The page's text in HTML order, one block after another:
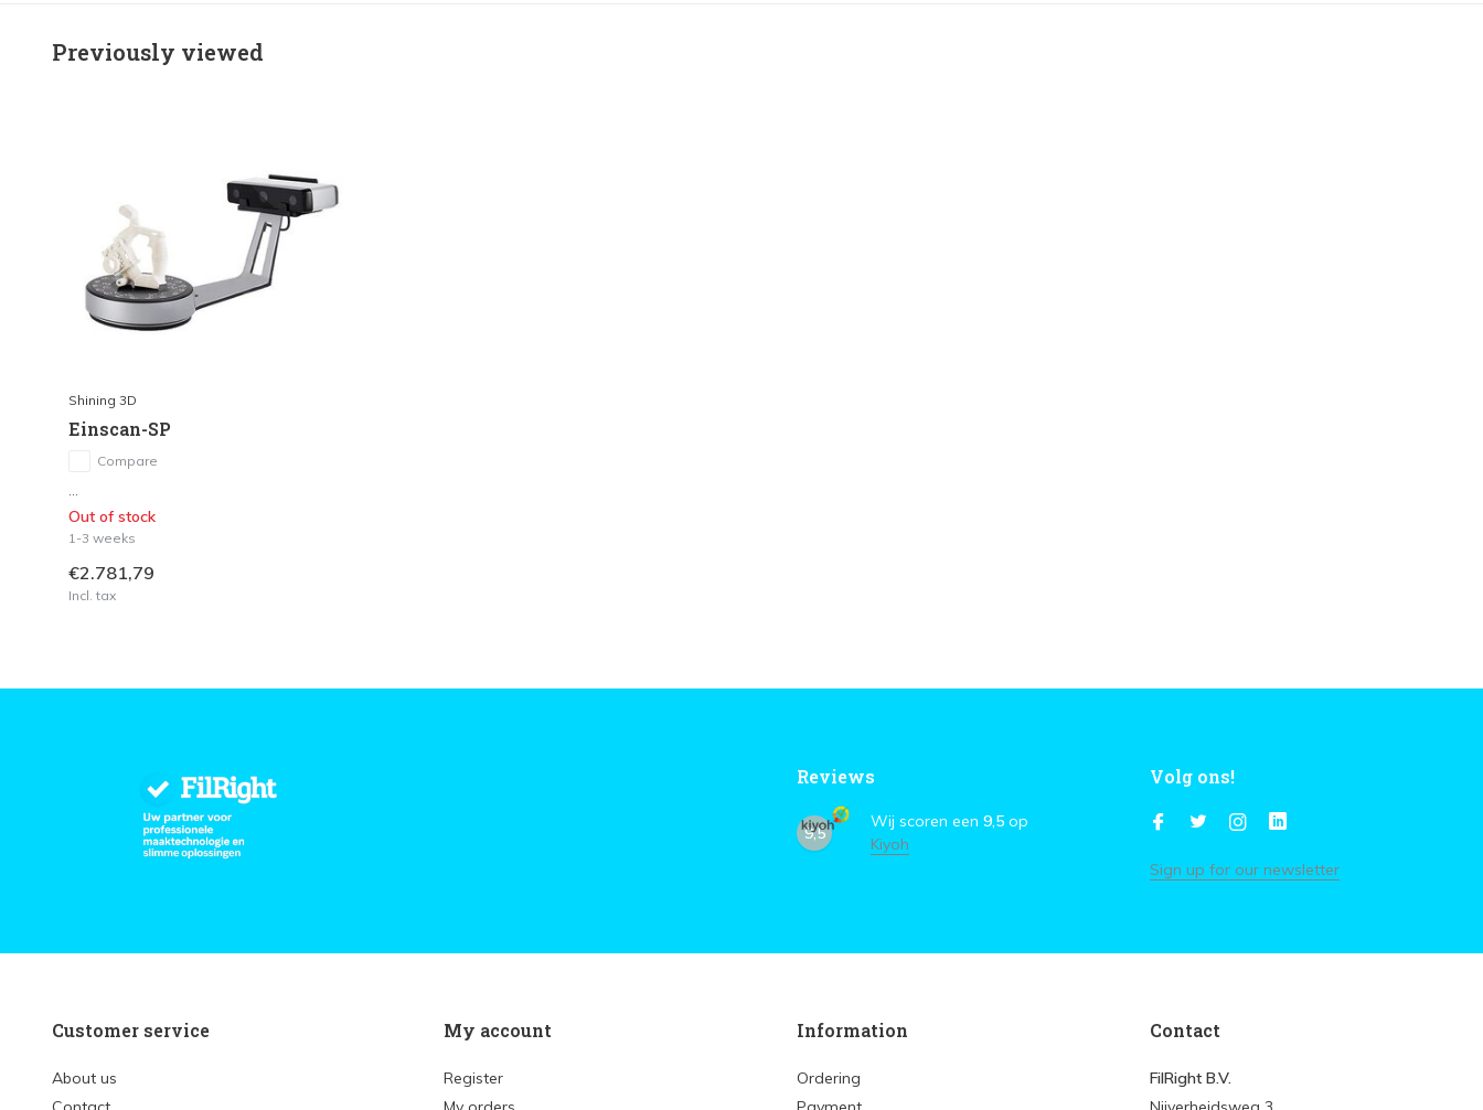
Previously viewed
Shining 3D
Einscan-SP
Compare
Out of stock
1-3 weeks
€2.781,79
Incl. tax
Reviews
9,5
Wij scoren een 9,5 op
Kiyoh
Volg ons!
Sign up for our newsletter
Customer service
About us
My account
Register
Information
Ordering
Contact
FilRight B.V.